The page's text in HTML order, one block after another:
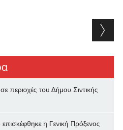
περιοχές του Δήμου Σιντικής
επισκέφθηκε η Γενική Πρόξενος